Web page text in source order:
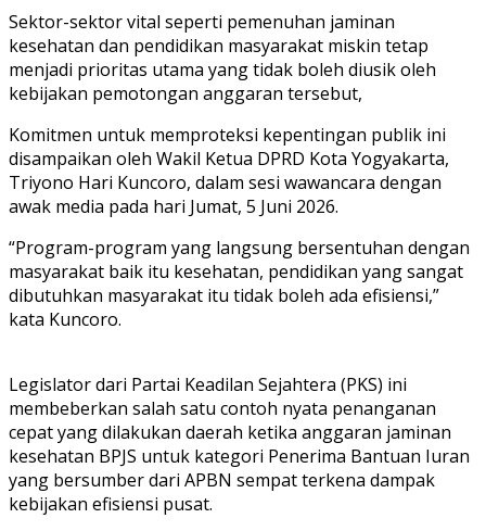
Sektor-sektor vital seperti pemenuhan jaminan
kesehatan dan pendidikan masyarakat miskin tetap
menjadi prioritas utama yang tidak boleh diusik oleh
kebijakan pemotongan anggaran tersebut,
Komitmen untuk memproteksi kepentingan publik ini
disampaikan oleh Wakil Ketua DPRD Kota Yogyakarta,
Triyono Hari Kuncoro, dalam sesi wawancara dengan
awak media pada hari Jumat, 5 Juni 2026.
“Program-program yang langsung bersentuhan dengan
masyarakat baik itu kesehatan, pendidikan yang sangat
dibutuhkan masyarakat itu tidak boleh ada efisiensi,”
kata Kuncoro.
Legislator dari Partai Keadilan Sejahtera (PKS) ini
membeberkan salah satu contoh nyata penanganan
cepat yang dilakukan daerah ketika anggaran jaminan
kesehatan BPJS untuk kategori Penerima Bantuan Iuran
yang bersumber dari APBN sempat terkena dampak
kebijakan efisiensi pusat.